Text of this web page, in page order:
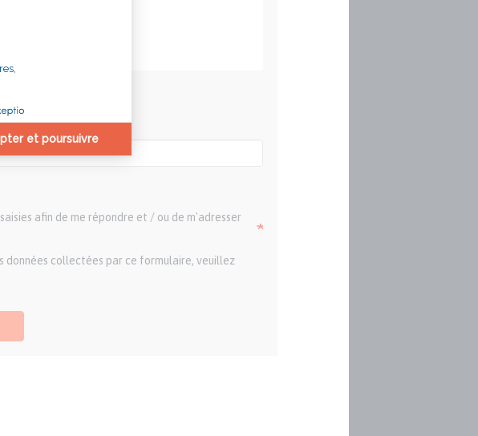
afin de me répondre et / ou de m'adresser
collectées par ce formulaire, veuillez